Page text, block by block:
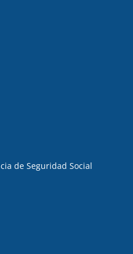
de Seguridad Social